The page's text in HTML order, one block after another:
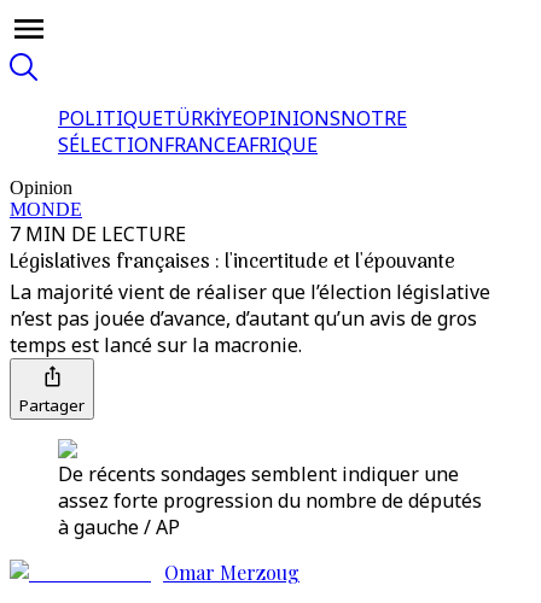
POLITIQUETÜRKİYEOPINIONSNOTRE
SÉLECTIONFRANCEAFRIQUE
Opinion
MONDE
7 MIN DE LECTURE
Législatives françaises : l'incertitude et l'épouvante
La majorité vient de réaliser que l’élection législative
n’est pas jouée d’avance, d’autant qu’un avis de gros
temps est lancé sur la macronie.
Partager
De récents sondages semblent indiquer une
assez forte progression du nombre de députés
à gauche / AP
Omar Merzoug